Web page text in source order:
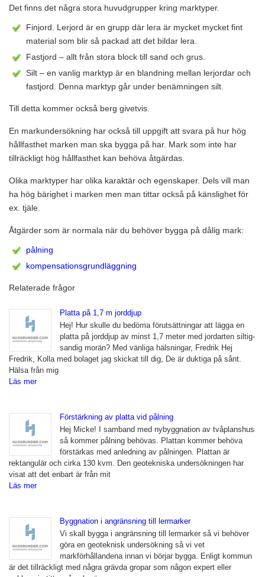
Det finns det några stora huvudgrupper kring marktyper.
Finjord. Lerjord är en grupp där lera är mycket mycket fint
material som blir så packad att det bildar lera.
Fastjord – allt från stora block till sand och grus.
Silt – en vanlig marktyp är en blandning mellan lerjordar och
fastjord. Denna marktyp går under benämningen silt.
Till detta kommer också berg givetvis.
En markundersökning har också till uppgift att svara på hur hög
hållfasthet marken man ska bygga på har. Mark som inte har
tillräckligt hög hållfasthet kan behöva åtgärdas.
Olika marktyper har olika karaktär och egenskaper. Dels vill man
ha hög bärighet i marken men man tittar också på känslighet för
ex. tjäle.
Åtgärder som är normala när du behöver bygga på dålig mark:
pålning
kompensationsgrundläggning
Relaterade frågor
Platta på 1,7 m jorddjup
Hej! Hur skulle du bedöma förutsättningar att lägga en
platta på jorddjup av minst 1,7 meter med jordarten siltig-
sandig morän? Med vänliga hälsningar, Fredrik Hej
Fredrik, Kolla med bolaget jag skickat till dig, De är duktiga på sånt.
Hälsa från mig
Läs mer
Förstärkning av platta vid pålning
Hej Micke! I samband med nybyggnation av tvåplanshus
så kommer pålning behövas. Plattan kommer behöva
förstärkas med anledning av pålningen. Plattan är
rektangulär och cirka 130 kvm. Den geotekniska undersökningen har
visat att det enbart är från mit
Läs mer
Byggnation i angränsning till lermarker
Vi skall bygga i angränsning till lermarker så vi behöver
göra en geoteknisk undersökning så vi vet
markförhållandena innan vi börjar bygga. Enligt kommun
är det tillräckligt med några grävda gropar som någon expert eller